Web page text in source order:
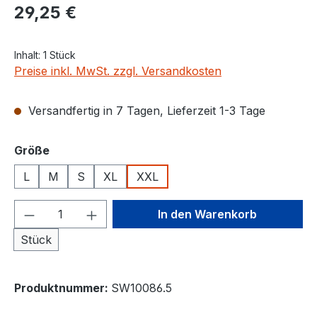
Regulärer Preis:
29,25 €
Inhalt: 1 Stück
Preise inkl. MwSt. zzgl. Versandkosten
Versandfertig in 7 Tagen, Lieferzeit 1-3 Tage
Größeauswählen
L
M S XL XXL
Produkt Anzahl: Gib den
Stück
In den Warenkorb
Produktnummer: SW10086.5